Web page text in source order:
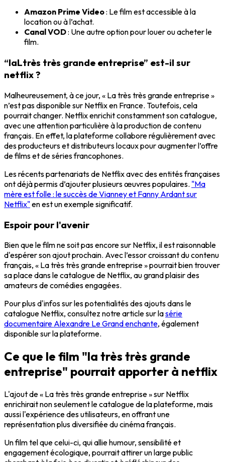
Amazon Prime Video: Le film est accessible à la
location ou à l’achat.
Canal VOD: Une autre option pour louer ou acheter le
film.
“laLtrès très grande entreprise” est-il sur
netflix ?
Malheureusement, à ce jour, « La très très grande entreprise »
n’est pas disponible sur Netflix en France. Toutefois, cela
pourrait changer. Netflix enrichit constamment son catalogue,
avec une attention particulière à laproduction de contenu
français. En effet, la plateforme collabore régulièrement avec
des producteurs et distributeurs locaux pour augmenter l’offre
de films et de séries francophones.
Les récents partenariats de Netflix avec des entités françaises
ont déjà permis d’ajouter plusieurs œuvres populaires. "Ma
mère est folle : le succès de Vianney et Fanny Ardant sur
Netflix"en est un exemple significatif.
Espoir pour l'avenir
Bien que le film ne soit pas encore sur Netflix, il est raisonnable
d'espérer son ajout prochain. Avec l’essor croissant du contenu
français, « La très très grande entreprise » pourrait bien trouver
sa place dans le catalogue de Netflix, au grand plaisir des
amateurs de comédies engagées.
Pour plus d'infos sur les potentialités des ajouts dans le
catalogue Netflix, consultez notre article sur lasérie
documentaire Alexandre Le Grand enchante, également
disponible sur la plateforme.
Ce que le film "la très très grande
entreprise" pourrait apporter à netflix
L'ajout de « La très très grande entreprise » sur Netflix
enrichirait non seulement le catalogue de la plateforme, mais
aussi l'expérience des utilisateurs, en offrant une
représentation plus diversifiée du cinéma français.
Un film tel que celui-ci, qui allie humour, sensibilité et
engagement écologique, pourrait attirer un large public